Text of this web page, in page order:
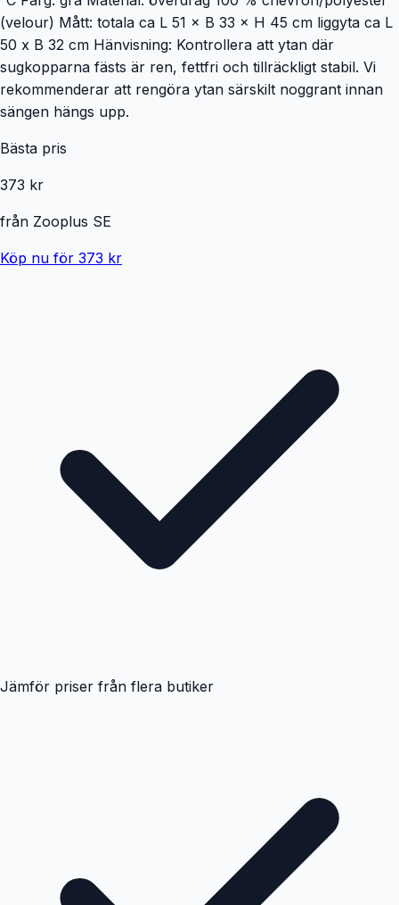
(velour) Mått: totala ca L 51 × B 33 × H 45 cm liggyta ca L
50 x B 32 cm Hänvisning: Kontrollera att ytan där
sugkopparna fästs är ren, fettfri och tillräckligt stabil. Vi
rekommenderar att rengöra ytan särskilt noggrant innan
sängen hängs upp.
Bästa pris
373 kr
från Zooplus SE
Köp nu för 373 kr
Jämför priser från flera butiker